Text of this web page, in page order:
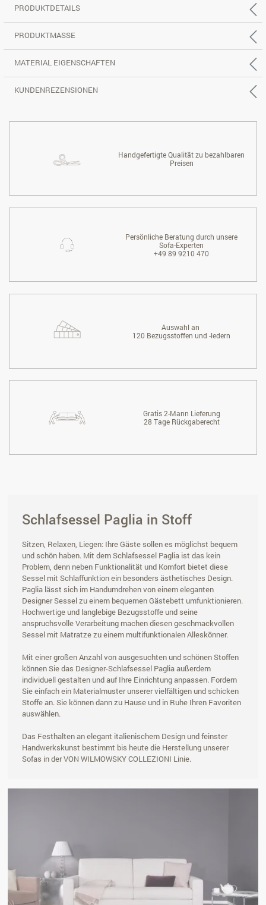
PRODUKTDETAILS
PRODUKTMASSE
MATERIAL EIGENSCHAFTEN
KUNDENREZENSIONEN
Handgefertigte Qualität zu bezahlbaren
Preisen
Persönliche Beratung durch unsere
Sofa-Experten
+49 89 9210 470
Auswahl an
120 Bezugsstoffen und -ledern
Gratis 2-Mann Lieferung
28 Tage Rückgaberecht
Schlafsessel Paglia in Stoff
Sitzen, Relaxen, Liegen: Ihre Gäste sollen es möglichst bequem
und schön haben. Mit dem Schlafsessel Paglia ist das kein
Problem, denn neben Funktionalität und Komfort bietet diese
Sessel mit Schlaffunktion ein besonders ästhetisches Design.
Paglia lässt sich im Handumdrehen von einem eleganten
Designer Sessel zu einem bequemen Gästebett umfunktionieren.
Hochwertige und langlebige Bezugsstoffe und seine
anspruchsvolle Verarbeitung machen diesen geschmackvollen
Sessel mit Matratze zu einem multifunktionalen Alleskönner.
Mit einer großen Anzahl von ausgesuchten und schönen Stoffen
können Sie das Designer-Schlafsessel Paglia außerdem
individuell gestalten und auf Ihre Einrichtung anpassen. Fordern
Sie einfach ein Materialmuster unserer vielfältigen und schicken
Stoffe an. Sie können dann zu Hause und in Ruhe Ihren Favoriten
auswählen.
Das Festhalten an elegant italienischem Design und feinster
Handwerkskunst bestimmt bis heute die Herstellung unserer
Sofas in der VON WILMOWSKY COLLEZIONI Linie.